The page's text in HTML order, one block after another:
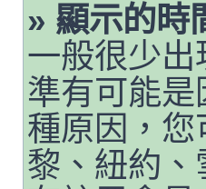
» 顯示的時
一般很少
準有可能
種原因，
黎、紐約